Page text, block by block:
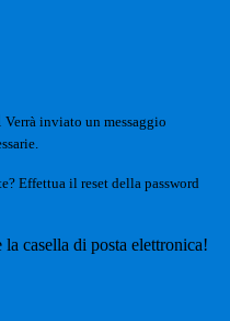
Verrà inviato un messaggio
Effettua il reset della password
casella di posta elettronica!